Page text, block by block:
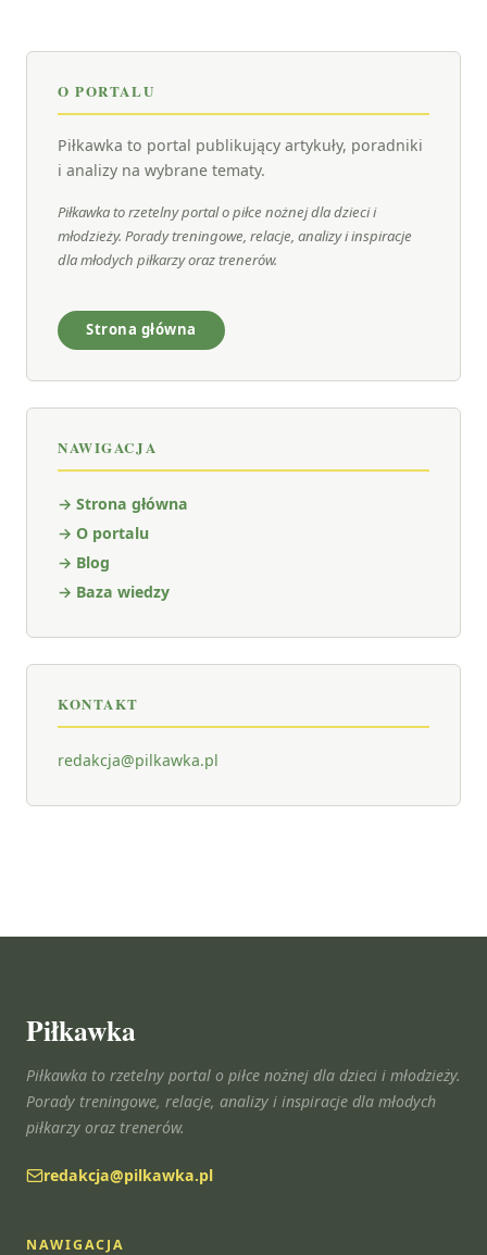
O PORTALU
Piłkawka to portal publikujący artykuły, poradniki
i analizy na wybrane tematy.
Piłkawka to rzetelny portal o piłce nożnej dla dzieci i
młodzieży. Porady treningowe, relacje, analizy i inspiracje
dla młodych piłkarzy oraz trenerów.
Strona główna
NAWIGACJA
→ Strona główna
→ O portalu
→ Blog
→ Baza wiedzy
KONTAKT
redakcja@pilkawka.pl
Piłkawka
Piłkawka to rzetelny portal o piłce nożnej dla dzieci i młodzieży.
Porady treningowe, relacje, analizy i inspiracje dla młodych
piłkarzy oraz trenerów.
redakcja@pilkawka.pl
NAWIGACJA